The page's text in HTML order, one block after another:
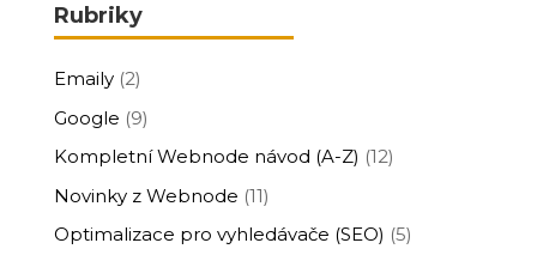
Rubriky
Emaily(2)
Google (9)
Kompletní Webnode návod (A-Z) (12)
Novinky z Webnode (11)
Optimalizace pro vyhledávače (SEO) (5)